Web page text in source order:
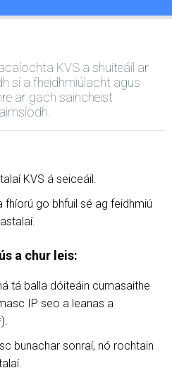
KVS a shuiteáil ar
sí a fheidhmiúlacht agus
ar gach saincheist
KVS á seiceáil.
fhíorú go bhfuil sé ag feidhmiú
a chur leis:
tá balla dóiteáin cumasaithe
IP seo a leanas a
bunachar sonraí, nó rochtain